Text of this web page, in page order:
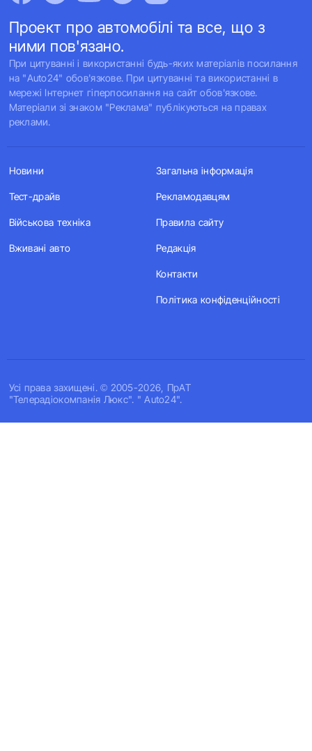
Проект про автомобілі та все, що з
ними пов'язано.
При цитуванні і використанні будь-яких матеріалів посилання
на "Auto24" обов'язкове. При цитуванні та використанні в
мережі Інтернет гіперпосилання на сайт обов'язкове.
Матеріали зі знаком "Реклама" публікуються на правах
реклами.
Усi права захищенi. © 2005-2026, ПрАТ
"Телерадіокомпанія Люкс". " Auto24".
Новини
Тест-драйв
Військова техніка
Вживані авто
Загальна інформація
Рекламодавцям
Правила сайту
Редакція
Контакти
Політика конфіденційності